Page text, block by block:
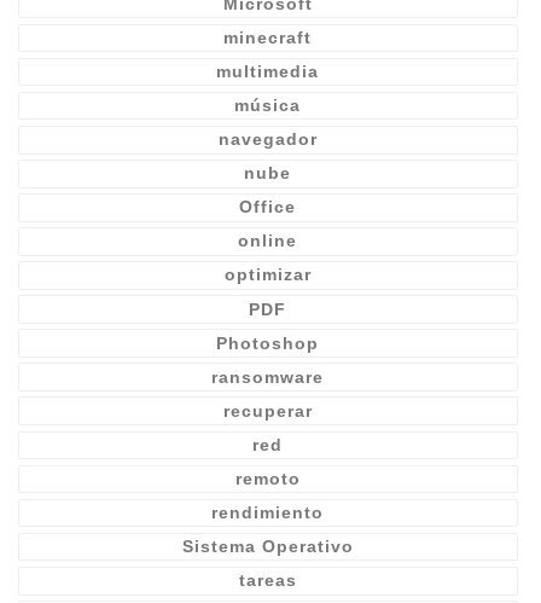
minecraft
multimedia
música
navegador
nube
Office
online
optimizar
PDF
Photoshop
ransomware
recuperar
red
remoto
rendimiento
Sistema Operativo
tareas